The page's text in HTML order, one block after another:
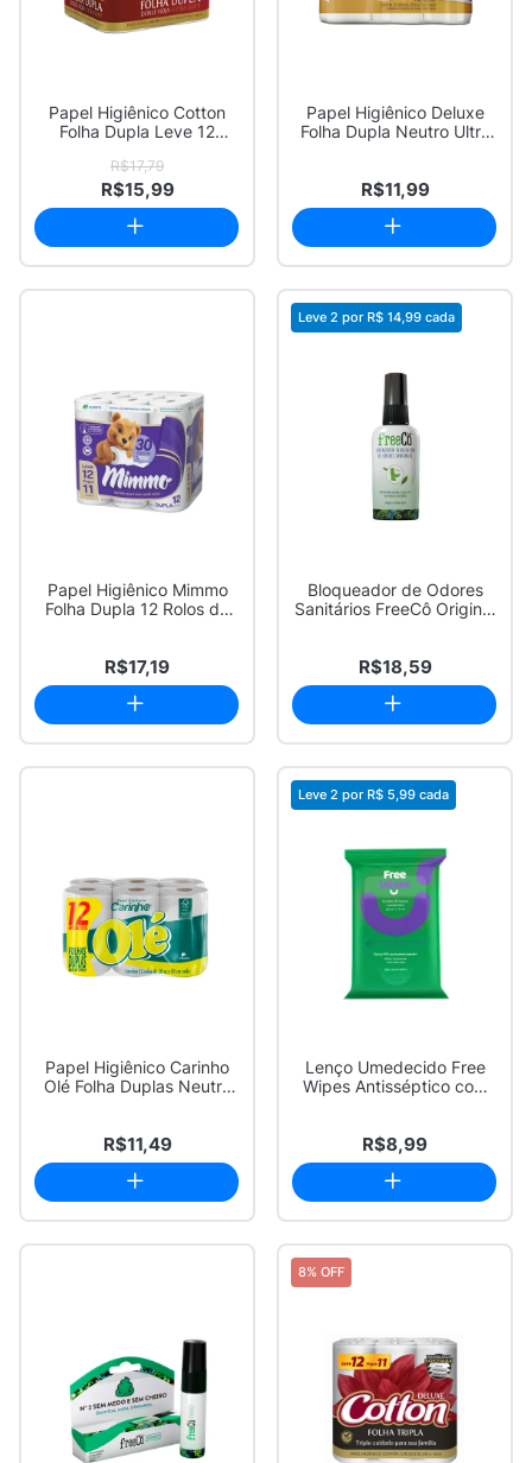
Papel Higiênico Cotton
Folha Dupla Leve 12
R$17,79
R$15,99
Papel Higiênico Deluxe
Folha Dupla Neutro Ultra
R$11,99
Papel Higiênico Mimmo
Folha Dupla 12 Rolos de
R$17,19
Leve 2 por R$ 14,99 cada
Bloqueador de Odores
Sanitários FreeCô Original
R$18,59
Papel Higiênico Carinho
Olé Folha Duplas Neutro
R$11,49
Leve 2 por R$ 5,99 cada
Lenço Umedecido Free
Wipes Antisséptico com
R$8,99
8% OFF